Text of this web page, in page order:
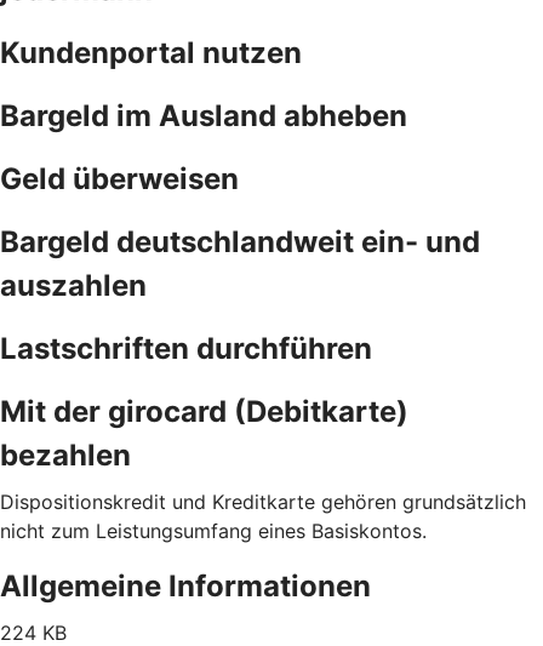
Kundenportal nutzen
Bargeld im Ausland abheben
Geld überweisen
Bargeld deutschlandweit ein- und
auszahlen
Lastschriften durchführen
Mit der girocard (Debitkarte)
bezahlen
Dispositionskredit und Kreditkarte gehören grundsätzlich
nicht zum Leistungsumfang eines Basiskontos.
Allgemeine Informationen
224 KB